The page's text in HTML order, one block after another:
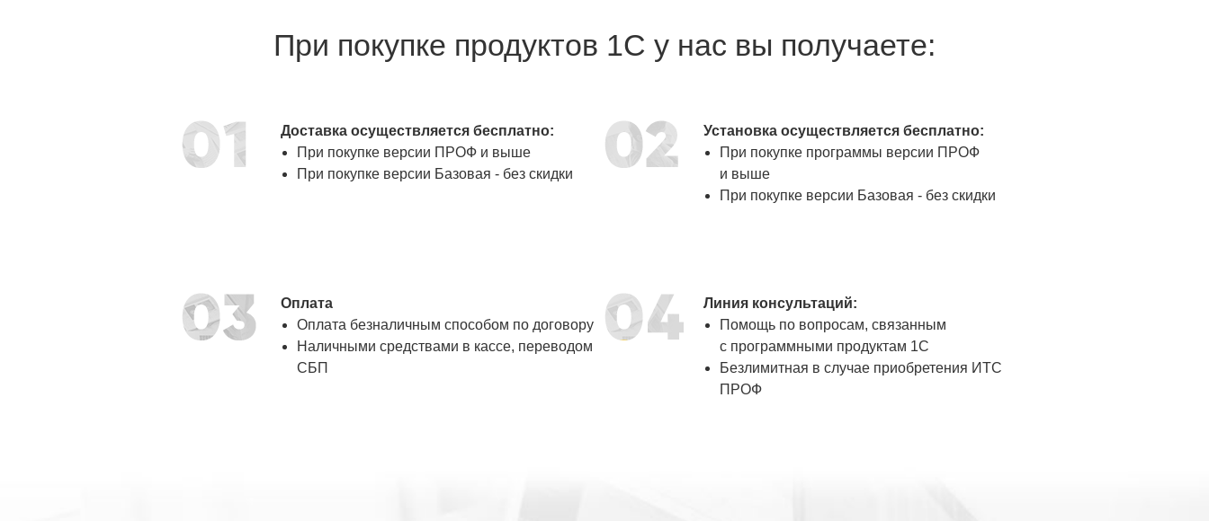
При покупке продуктов 1С у нас вы получаете:
Доставка осуществляется бесплатно:
При покупке версии ПРОФ и выше
При покупке версии Базовая - без скидки
Установка осуществляется бесплатно:
При покупке программы версии ПРОФ
и выше
При покупке версии Базовая - без скидки
Оплата
Оплата безналичным способом по договору
Наличными средствами в кассе, переводом
СБП
Линия консультаций:
Помощь по вопросам, связанным
с программными продуктам 1С
Безлимитная в случае приобретения ИТС
ПРОФ